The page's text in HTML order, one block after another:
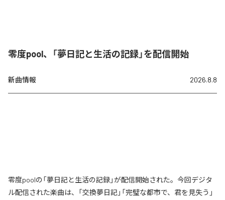
零度pool、「夢日記と生活の記録」を配信開始
新曲情報 2026.8.8
零度poolの「夢日記と生活の記録」が配信開始された。今回デジタ
ル配信された楽曲は、「交換夢日記」「完璧な都市で、君を見失う」